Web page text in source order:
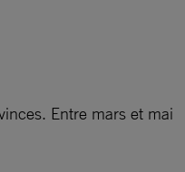
Entre mars et mai